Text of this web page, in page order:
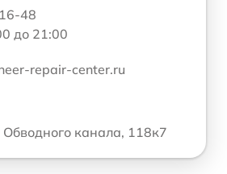
48
до 21:00
repair-center.ru
канала, 118к7